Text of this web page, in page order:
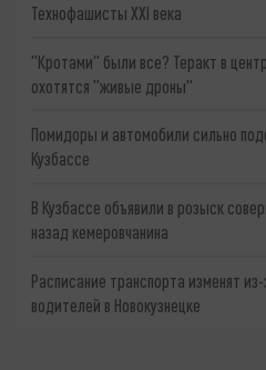
Технофашисты XXI века
"Кротами" были все? Теракт в
охотятся "живые дроны"
Помидоры и автомобили сильно
Кузбассе
В Кузбассе объявили в розыск
назад кемеровчанина
Расписание транспорта изменят
водителей в Новокузнецке